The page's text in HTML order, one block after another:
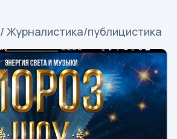
/ Журналистика/публицистика